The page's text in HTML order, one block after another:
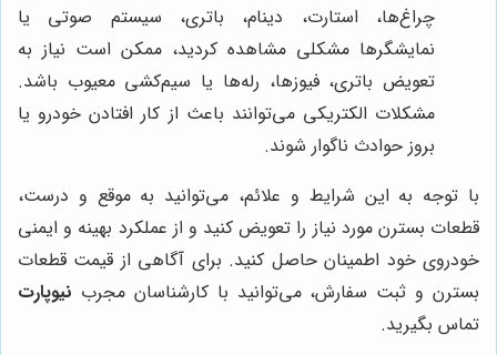
چراغ‌ها، استارت، دینام، باتری، سیستم صوتی یا
نمایشگرها مشکلی مشاهده کردید، ممکن است نیاز به
تعویض باتری، فیوزها، رله‌ها یا سیم‌کشی معیوب باشد.
مشکلات الکتریکی می‌توانند باعث از کار افتادن خودرو یا
بروز حوادث ناگوار شوند.
با توجه به این شرایط و علائم، می‌توانید به موقع و درست،
قطعات بسترن مورد نیاز را تعویض کنید و از عملکرد بهینه و ایمنی
خودروی خود اطمینان حاصل کنید. برای آگاهی از قیمت قطعات
بسترن و ثبت سفارش، می‌توانید با کارشناسان مجرب نیوپارت
تماس بگیرید.